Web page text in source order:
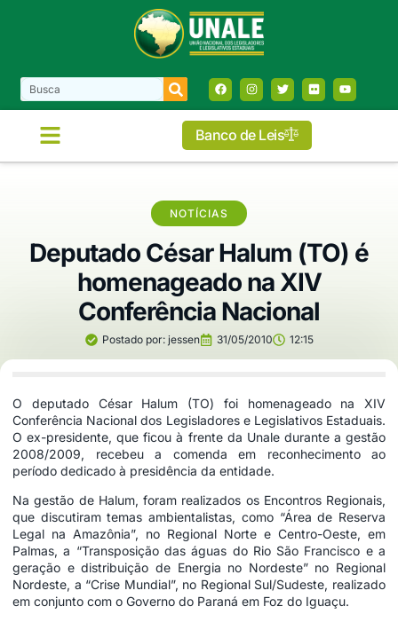
Banco de Leis
NOTÍCIAS
Deputado César Halum (TO) é
homenageado na XIV
Conferência Nacional
Postado por:jessen 31/05/2010 12:15
O deputado César Halum (TO) foi homenageado na XIV
Conferência Nacional dos Legisladores e Legislativos Estaduais.
O ex-presidente, que ficou à frente da Unale durante a gestão
2008/2009, recebeu a comenda em reconhecimento ao
período dedicado à presidência da entidade.
Na gestão de Halum, foram realizados os Encontros Regionais,
que discutiram temas ambientalistas, como “Área de Reserva
Legal na Amazônia”, no Regional Norte e Centro-Oeste, em
Palmas, a “Transposição das águas do Rio São Francisco e a
geração e distribuição de Energia no Nordeste” no Regional
Nordeste, a “Crise Mundial”, no Regional Sul/Sudeste, realizado
em conjunto com o Governo do Paraná em Foz do Iguaçu.